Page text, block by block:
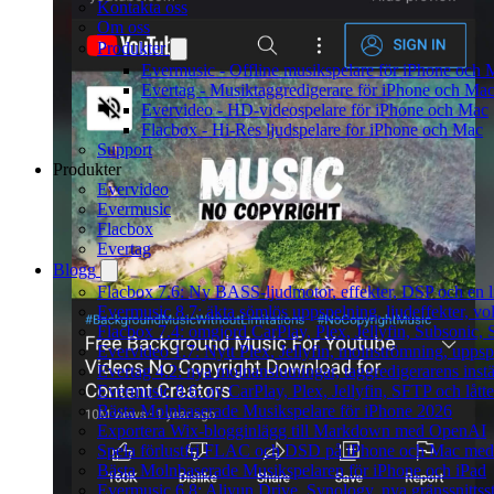
Kontakta oss
Om oss
Produkter
Evermusic - Offline musikspelare för iPhone och
Evertag - Musiktaggredigerare för iPhone och Mac
Evervideo - HD-videospelare för iPhone och Mac
Flacbox - Hi-Res ljudspelare for iPhone och Mac
Support
Produkter
Evervideo
Evermusic
Flacbox
Evertag
Blogg
Flacbox 7.6: Ny BASS-ljudmotor, effekter, DSP och en
Evermusic 8.7: äkta sömlös uppspelning, ljudeffekter,
Flacbox 7.4: omgjord CarPlay, Plex, Jellyfin, Subsonic,
Evervideo 1.7: Nytt Plex, Jellyfin, molnströmning,
Evertag 4.2: nya molnanslutningar, taggredigerarens
Evermusic 8.6: ny CarPlay, Plex, Jellyfin, SFTP och
Bästa Molnbaserade Musikspelare för iPhone 2026
Exportera Wix-blogginlägg till Markdown med OpenAI
Spela förlustfri FLAC och DSD på iPhone och Mac
Bästa Molnbaserade Musikspelaren för iPhone och iPad
Evermusic 6.8: Aliyun Drive, Synology, nya